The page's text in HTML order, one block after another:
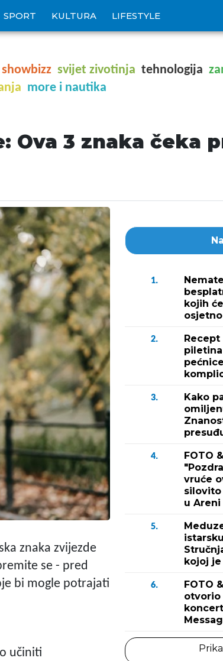
SPORT KULTURA LIFESTYLE
showbizz svijet zivotinja tehnologija
more i nautika
3 znaka čeka
znaka zvijezde
se - pred
bi mogle potrajati
učiniti
1.
kojih
2.
Recept
3.
Kako
4.
FOTO
vruće
u Areni
5.
kojoj
6.
FOTO
otvorio